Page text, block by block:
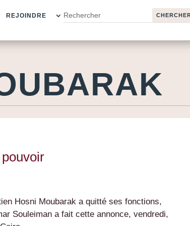
REJOINDRE
Hosni Moubarak a quitté ses fonctions,
Souleiman a fait cette annonce, vendredi,